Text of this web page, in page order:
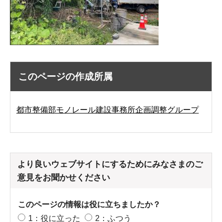
このページの作成所属
都市整備部モノレール建設事務所企画調整グループ
より良いウェブサイトにするためにみなさまのご
意見をお聞かせください
このページの情報は役に立ちましたか？
1：役に立った
2：ふつう